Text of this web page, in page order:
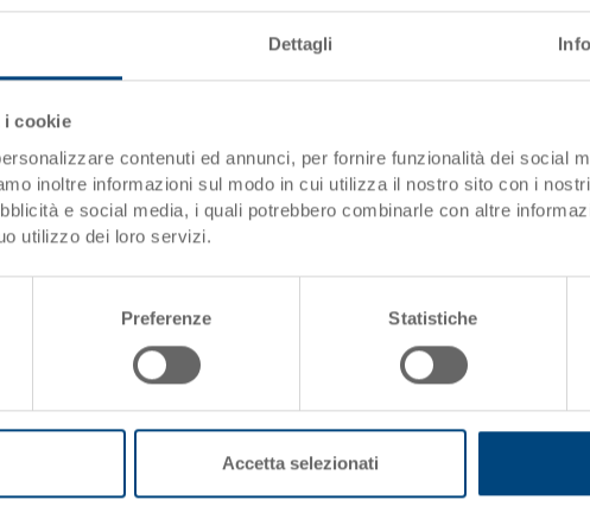
Dettagli
i cookie
contenuti ed annunci, per fornire funzionalità dei social
inoltre informazioni sul modo in cui utilizza il nostro sito con i
e social media, i quali potrebbero combinarle con altre
utilizzo dei loro servizi.
Preferenze Statistiche
Accetta selezionati
da 1'000.00 CHF
di spedizione)
da 10 pezzi
da 50 pezzi
da 250 pezzi
I scaglioni di